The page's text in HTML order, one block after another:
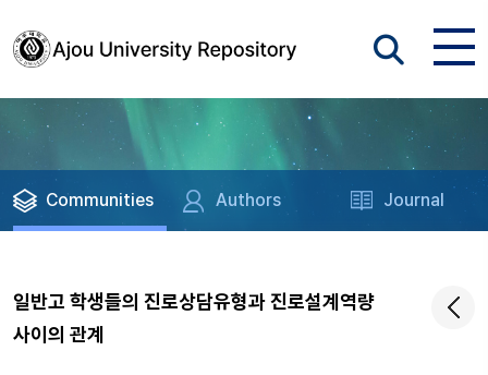
Communities Authors Journal
일반고 학생들의 진로상담유형과 진로설계역량
사이의 관계